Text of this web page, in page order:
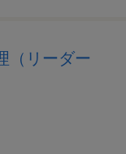
（リーダー